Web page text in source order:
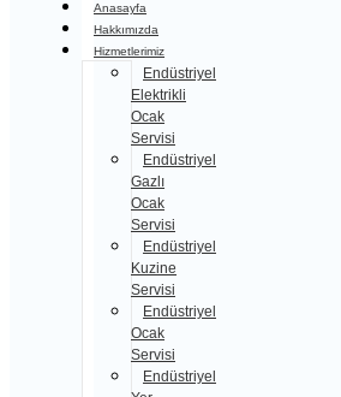
Anasayfa
Hakkımızda
Hizmetlerimiz
Endüstriyel
Elektrikli
Ocak
Servisi
Endüstriyel
Gazlı
Ocak
Servisi
Endüstriyel
Kuzine
Servisi
Endüstriyel
Ocak
Servisi
Endüstriyel